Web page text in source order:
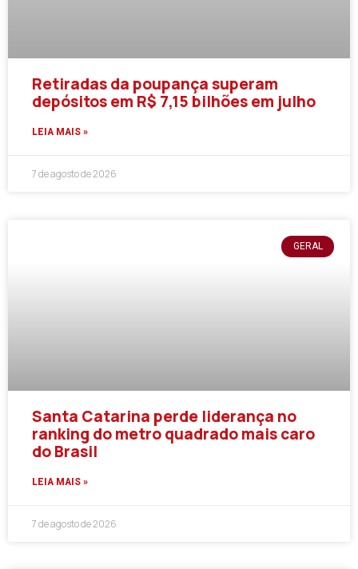
Retiradas da poupança superam
depósitos em R$ 7,15 bilhões em julho
LEIA MAIS »
7 de agosto de 2026
GERAL
Santa Catarina perde liderança no
ranking do metro quadrado mais caro
do Brasil
LEIA MAIS »
7 de agosto de 2026